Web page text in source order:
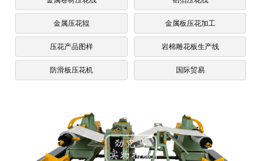
金属压花辊 金属板压花加工
压花产品图样 岩棉雕花板生产线
防滑板压花机 国际贸易